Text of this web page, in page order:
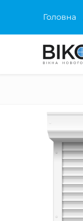
Головна